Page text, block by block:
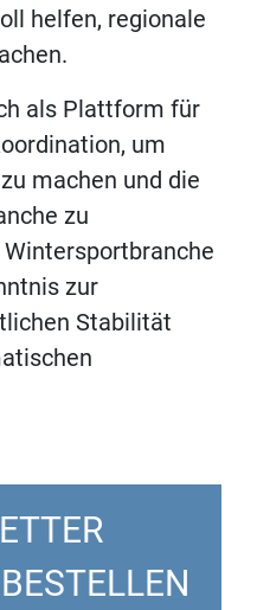
helfen, regionale
als Plattform für
um
machen und die
zu
zur
Stabilität